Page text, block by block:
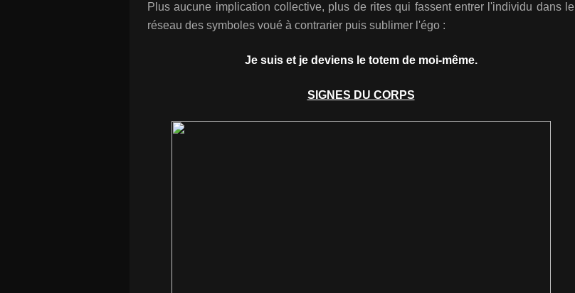
Plus aucune implication collective, plus de rites qui fassent entrer l'individu dans le
réseau des symboles voué à contrarier puis sublimer l'égo :
Je suis et je deviens le totem de moi-même.
SIGNES DU CORPS